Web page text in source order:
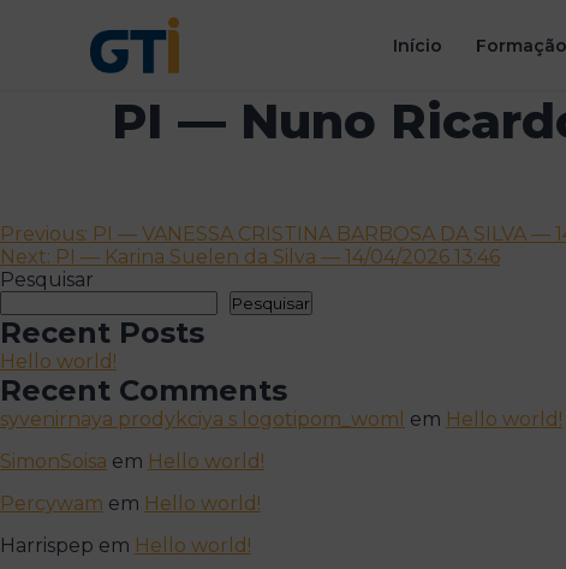
Início
PI — Nuno
Navegação
de
artigos
Previous: PI — VANESSA CRISTINA BARBOSA DA SILVA —
Next: PI — Karina Suelen da Silva — 14/04/2026 13:46
Pesquisar
Pesquisar
Recent Posts
Hello world!
Recent Comments
syvenirnaya prodykciya s logotipom_woml em Hello world!
SimonSoisa em Hello world!
Percywam em Hello world!
Harrispep em Hello world!